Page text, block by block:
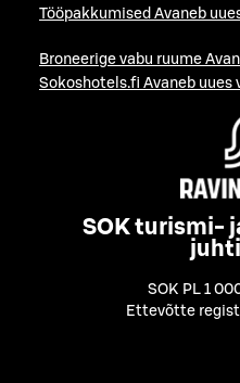
Tööpakkumised Avaneb
Broneerige vabu ruume
Sokoshotels.fi Avaneb uues
SOK turismi-
SOK PL 1
Ettevõtte